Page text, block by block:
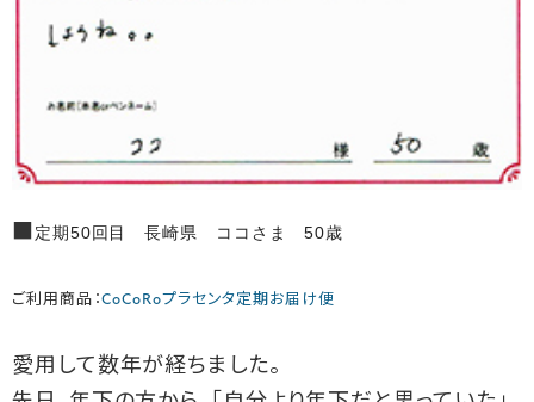
■定期50回目 長崎県 ココさま 50歳
ご利用商品：CoCoRoプラセンタ定期お届け便
愛用して数年が経ちました。